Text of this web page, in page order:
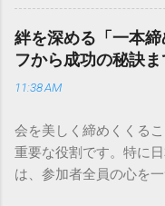
通運は企業間物流のイ
向けの宅配サービスも
目的に合わせた適切な
は、荷物の追跡確認か
手順まで、初めての方
本全国に広範なネット
重量物や大型の荷物、
実績を誇ります。 個人
絆を深める「一本
フから成功の秘訣
11:38 AM
会を美しく締めくくる
重要な役割です。特に
は、参加者全員の心を